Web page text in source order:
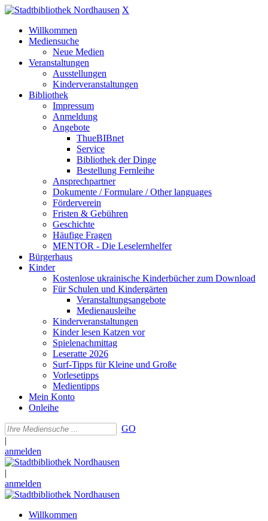
X
Willkommen
Mediensuche
Neue Medien
Veranstaltungen
Ausstellungen
Kinderveranstaltungen
Bibliothek
Impressum
Anmeldung
Angebote
ThueBIBnet
Service
Bibliothek der Dinge
Bestellung Fernleihe
Ansprechpartner
Dokumente / Formulare / Other languages
Förderverein
Fristen & Gebühren
Geschichte
Häufige Fragen
MENTOR - Die Leselernhelfer
Bürgerhaus
Kinder
Kostenlose ukrainische Kinderbücher zum Download
Für Schulen und Kindergärten
Veranstaltungsangebote
Medienausleihe
Kinderveranstaltungen
Kinder lesen Katzen vor
Spielenachmittag
Leseratte 2026
Surf-Tipps für Kleine und Große
Vorlesetipps
Medientipps
Mein Konto
Onleihe
GO
|
anmelden
|
anmelden
Willkommen